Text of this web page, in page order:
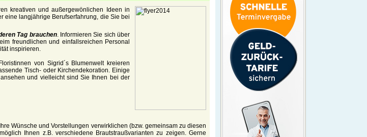
kreativen und außergewönlichen Ideen in
eine langjährige Berufserfahrung, die Sie bei
Tag brauchen. Informieren Sie sich über
freundlichen und einfallsreichen Personal
inspirieren.
von Sigrid´s Blumenwelt kreieren
Tisch- oder Kirchendekoration. Einige
und vielleicht sind Sie Ihnen bei der
Wünsche und Vorstellungen verwirklichen (bzw. gemeinsam zu diesen
Ihnen z.B. verschiedene Brautstraußvarianten zu zeigen. Gerne